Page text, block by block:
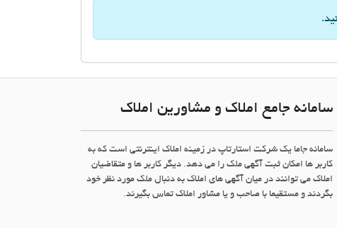
سامانه جامع املاک و مشاورین املاک
سامانه جاما یک شرکت استارتاپ در زمینه املاک اینترنتی است که به
کاربر ها امکان ثبت آگهی ملک را می دهد. دیگر کاربر ها و متقاضیان
املاک می توانند در میان آگهی های املاک به دنبال ملک مورد نظر خود
بگردند و مستقیما با صاحب و یا مشاور املاک تماس بگیرند.